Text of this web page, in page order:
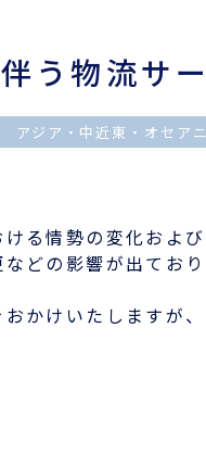
（LCL）
（LCL）
Service(HDS)
う物流サ
アジア・中近東・オセア
る情勢の変化およ
どの影響が出てお
おかけいたします